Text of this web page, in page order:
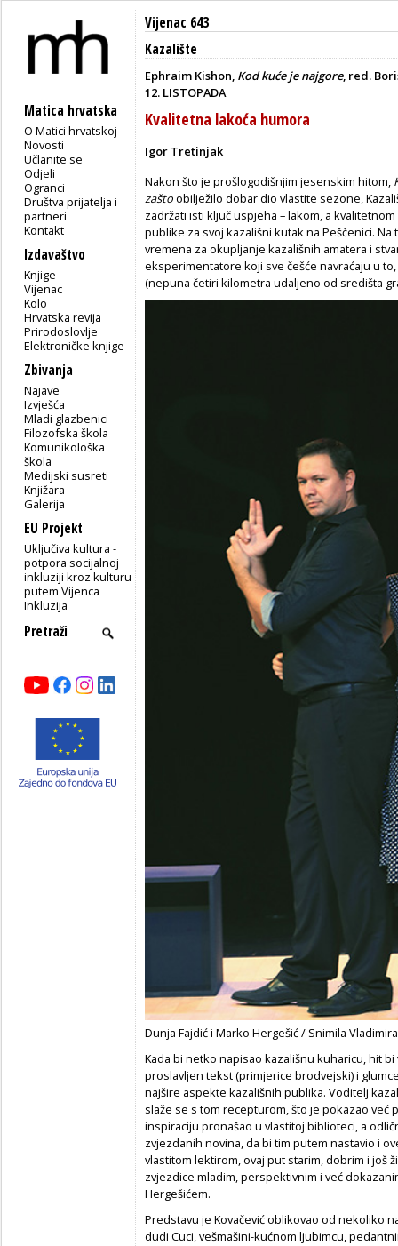
Matica hrvatska
O Matici hrvatskoj
Novosti
Učlanite se
Odjeli
Ogranci
Društva prijatelja i
partneri
Kontakt
Izdavaštvo
Knjige
Vijenac
Kolo
Hrvatska revija
Prirodoslovlje
Elektroničke knjige
Zbivanja
Najave
Izvješća
Mladi glazbenici
Filozofska škola
Komunikološka
škola
Medijski susreti
Knjižara
Galerija
EU Projekt
Uključiva kultura -
potpora socijalnoj
inkluziji kroz kulturu
putem Vijenca
Inkluzija
Vijenac 643
Kazalište
Ephraim Kishon, Kod kuće je najgore, red.
12. LISTOPADA
Kvalitetna lakoća humora
Igor Tretinjak
Nakon što je prošlogodišnjim jesenskim hitom,
zaštoobilježilo dobar dio vlastite sezone,
zadržati isti ključ uspjeha – lakom, a
publike za svoj kazališni kutak na Peščenici.
vremena za okupljanje kazališnih amatera i
eksperimentatore koji sve češće navraćaju u
(nepuna četiri kilometra udaljeno od središta
Dunja Fajdić i Marko Hergešić / Snimila
Kada bi netko napisao kazališnu kuharicu, hit
proslavljen tekst (primjerice brodvejski) i
najšire aspekte kazališnih publika. Voditelj
slaže se s tom recepturom, što je pokazao već
inspiraciju pronašao u vlastitoj biblioteci, a
zvjezdanih novina, da bi tim putem nastavio i
vlastitom lektirom, ovaj put starim, dobrim i još
zvjezdice mladim, perspektivnim i već
Hergešićem.
Predstavu je Kovačević oblikovao od nekoliko
dudi Cuci, vešmašini-kućnom ljubimcu,